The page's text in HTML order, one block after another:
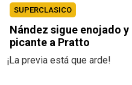
SUPERCLASICO
Nández sigue enojado
picante a Pratto
¡La previa está que arde!